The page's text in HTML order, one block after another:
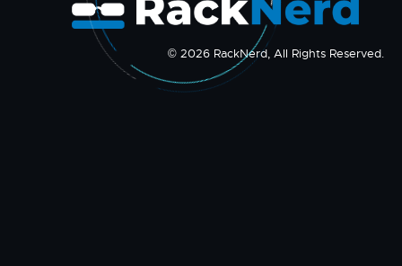
© 2026 RackNerd, All Rights Reserved.